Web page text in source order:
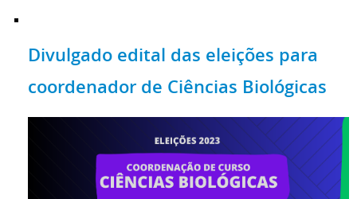
Divulgado edital das eleições para
coordenador de Ciências Biológicas